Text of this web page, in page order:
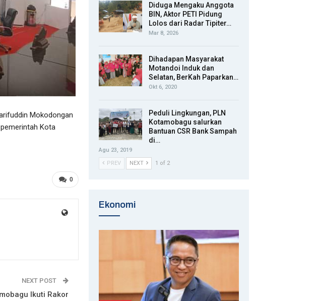
Mokodongan
Kota
0
NEXT POST
Ikuti Rakor
Diduga Mengaku Anggota
BIN, Aktor PETI Pidung
Lolos dari Radar Tipiter…
Mar 8, 2026
Dihadapan Masyarakat
Motandoi Induk dan
Selatan, BerKah Paparkan…
Okt 6, 2020
Peduli Lingkungan, PLN
Kotamobagu salurkan
Bantuan CSR Bank Sampah
di…
Agu 23, 2019
PREV
NEXT 1 of 2
Ekonomi